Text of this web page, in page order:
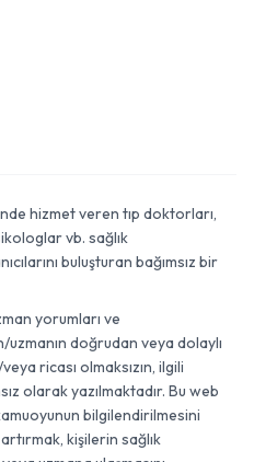
hizmet veren tıp doktorları,
vb. sağlık
buluşturan bağımsız bir
yorumları ve
doğrudan veya dolaylı
ricası olmaksızın, ilgili
olarak yazılmaktadır. Bu web
bilgilendirilmesini
kişilerin sağlık